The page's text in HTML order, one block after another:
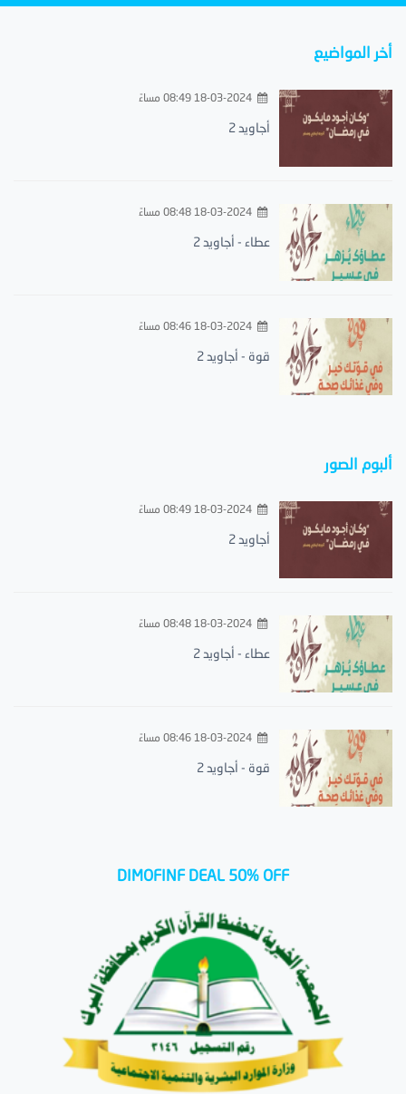
أخر المواضيع
18-03-2024 08:49 مساءً
أجاويد 2
18-03-2024 08:48 مساءً
عطاء - أجاويد 2
18-03-2024 08:46 مساءً
قوة - أجاويد 2
ألبوم الصور
18-03-2024 08:49 مساءً
أجاويد 2
18-03-2024 08:48 مساءً
عطاء - أجاويد 2
18-03-2024 08:46 مساءً
قوة - أجاويد 2
DIMOFINF DEAL 50% OFF